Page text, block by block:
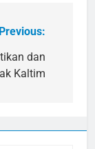
Previous:
dan
Kaltim